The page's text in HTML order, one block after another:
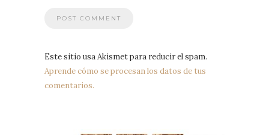
Este sitio usa Akismet para reducir el spam.
Aprende cómo se procesan los datos de tus
comentarios.